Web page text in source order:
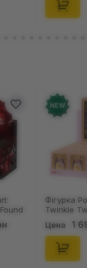
(21372)
з
NEW
Фігурка
Twinkle
Up: Scene
(Blind Box:
(Secret
(21372)
Цена 1